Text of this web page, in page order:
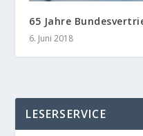
65 Jahre
6. Juni 2018
LESERSERVICE